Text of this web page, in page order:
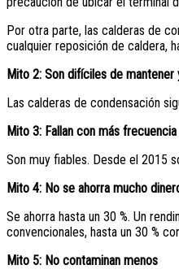
Por otra parte, las calderas de
cualquier reposición de caldera,
Mito 2: Son difíciles de mantener
Las calderas de condensación
Mito 3: Fallan con más frecuencia
Son muy fiables. Desde el 2015
Mito 4: No se ahorra mucho
Se ahorra hasta un 30 %. Un
convencionales, hasta un 30 %
Mito 5: No contaminan menos